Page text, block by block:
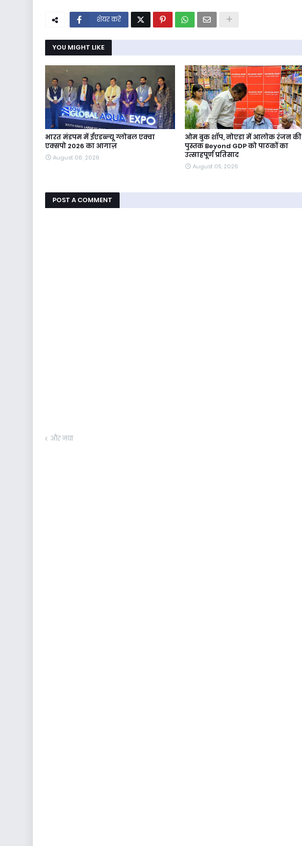
शेयर करें
YOU MIGHT LIKE
भारत मंडपम में ईएडब्ल्यू ग्लोबल एक्वा
एक्सपो 2026 का आगाज़
August 06, 2026
ओम बुक शॉप, नोएडा में आलोक रंजन की
पुस्तक Beyond GDP को पाठकों का
उत्साहपूर्ण प्रतिसाद
August 05, 2026
POST A COMMENT
और नया